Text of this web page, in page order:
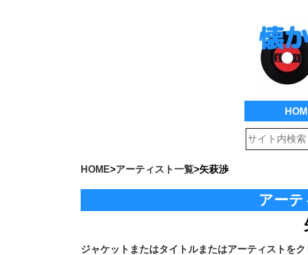
HOME>アーティスト一覧>矢萩渉
アーテ
ジャケットまたはタイトルまたはアーティストを